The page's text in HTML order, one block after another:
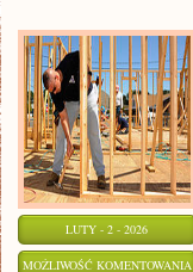
LUTY - 2 - 2026
MOŻLIWOŚĆ KOMENTOWANIA